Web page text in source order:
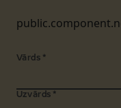
Vārds *
Uzvārds *